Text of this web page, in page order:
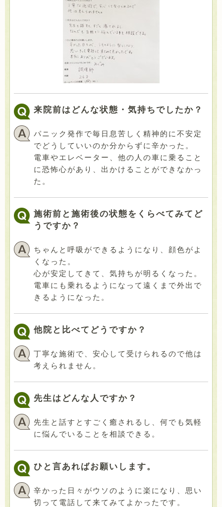
来院前はどんな状態・気持ちでしたか？
パニック発作で毎日息苦しく精神的に不安定
でどうしていいのか分からずに辛かった。
電車やエレベーター、他の人の車に乗ること
に恐怖心があり、出かけることができなかっ
た。
施術前と施術後の状態をくらべてみてど
うですか？
ちゃんと呼吸ができるようになり、顔色がよ
くなった。
心が安定してきて、気持ちが明るくなった。
電車にも乗れるようになって遠くまで外出で
きるようになった。
他院と比べてどうですか？
丁寧な施術で、安心して受けられるので他は
考えられません。
先生はどんな人ですか？
先生と話すとすごく癒されるし、何でも気軽
に悩んでいることを相談できる。
ひと言あればお願いします。
辛かった日々がウソのように楽になり、思い
切って電話して来てみてよかったです。